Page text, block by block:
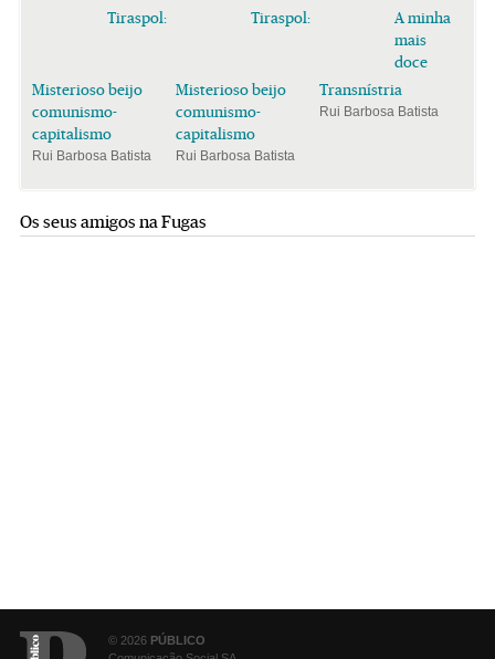
Tiraspol:
Misterioso beijo
comunismo-
capitalismo
Rui Barbosa Batista
Tiraspol:
Misterioso beijo
comunismo-
capitalismo
Rui Barbosa Batista
A minha
mais
doce
Transnístria
Rui Barbosa Batista
Os seus amigos na Fugas
© 2026 PÚBLICO